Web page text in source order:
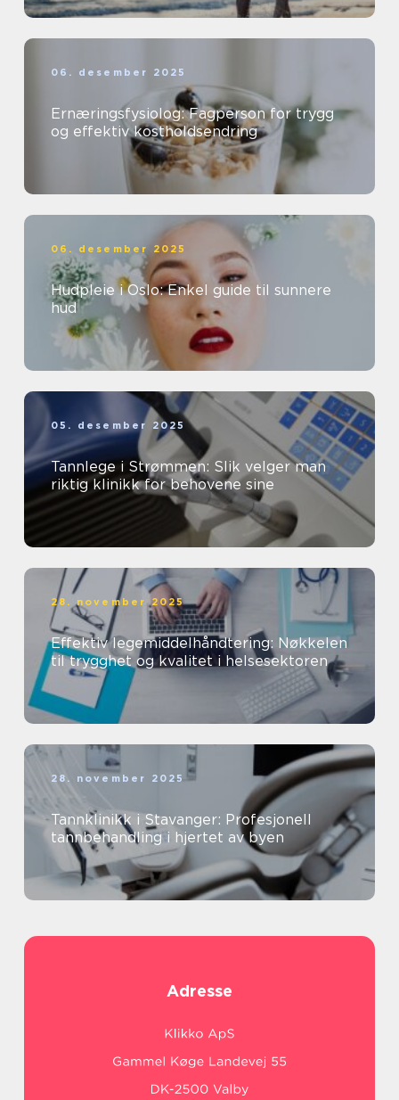
06. desember 2025
Ernæringsfysiolog: Fagperson for trygg
og effektiv kostholdsendring
06. desember 2025
Hudpleie i Oslo: Enkel guide til sunnere
hud
05. desember 2025
Tannlege i Strømmen: Slik velger man
riktig klinikk for behovene sine
28. november 2025
Effektiv legemiddelhåndtering: Nøkkelen
til trygghet og kvalitet i helsesektoren
28. november 2025
Tannklinikk i Stavanger: Profesjonell
tannbehandling i hjertet av byen
Adresse